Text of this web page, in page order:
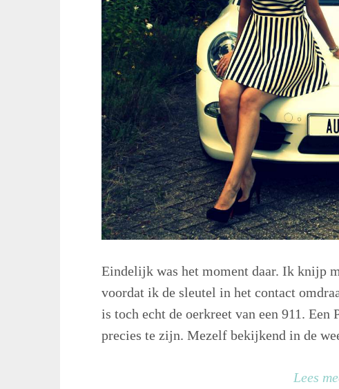
Eindelijk was het moment daar. Ik knijp
voordat ik de sleutel in het contact
is toch echt de oerkreet van een 911. Een
precies te zijn. Mezelf bekijkend in de
Lees